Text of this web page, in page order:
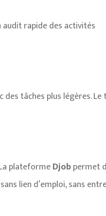
rapide des activités
tâches plus légères.
plateformeDjobpermet
lien d’emploi, sans